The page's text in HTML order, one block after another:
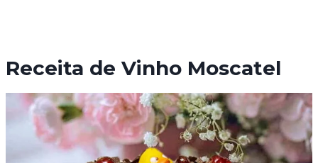
Receita de Vinho Moscatel